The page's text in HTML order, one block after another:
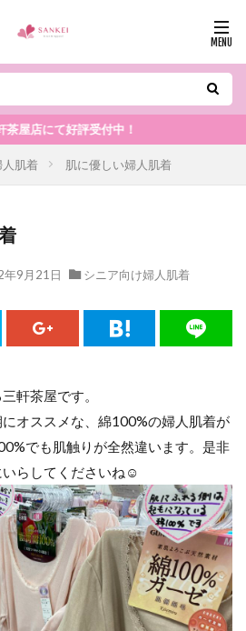
て好評受付中！
人肌着 肌に優しい婦人肌着
年9月21日
シニア向け婦人肌着
軒茶屋です。
オススメな、綿100%の婦人肌着が
でも肌触りが全然違います。是非
らしてくださいね☺️